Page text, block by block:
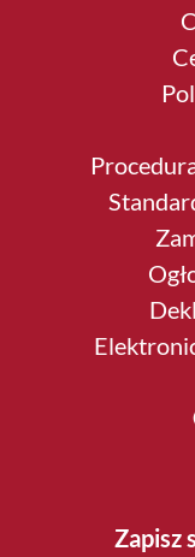
Zapisz